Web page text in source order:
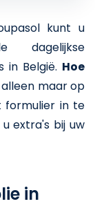
kunt u
dagelijkse
in België. Hoe
maar op
formulier in te
extra's bij uw
in